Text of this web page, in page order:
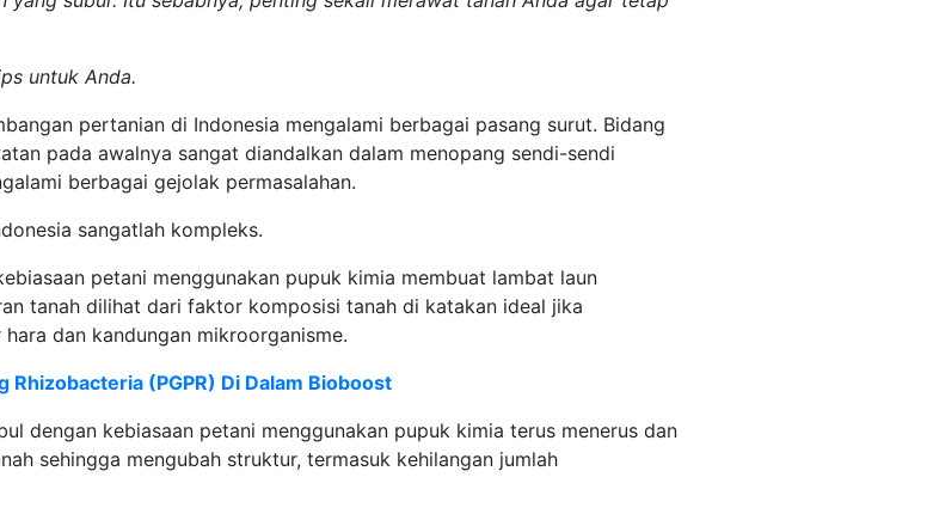
untuk Anda.
pertanian di Indonesia mengalami berbagai pasang surut. Bidang
pada awalnya sangat diandalkan dalam menopang sendi-sendi
berbagai gejolak permasalahan.
sangatlah kompleks.
petani menggunakan pupuk kimia membuat lambat laun
tanah dilihat dari faktor komposisi tanah di katakan ideal jika
dan kandungan mikroorganisme.
Rhizobacteria (PGPR) Di Dalam Bioboost
dengan kebiasaan petani menggunakan pupuk kimia terus menerus dan
sehingga mengubah struktur, termasuk kehilangan jumlah